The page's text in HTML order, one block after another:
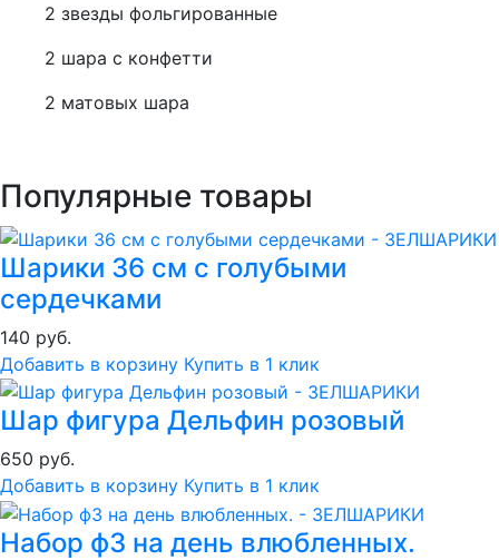
2 звезды фольгированные
2 шара с конфетти
2 матовых шара
Популярные товары
Шарики 36 см с голубыми
сердечками
140 руб.
Добавить в корзину Купить в 1 клик
Шар фигура Дельфин розовый
650 руб.
Добавить в корзину Купить в 1 клик
Набор ф3 на день влюбленных.